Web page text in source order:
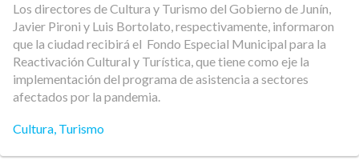
Los directores de Cultura y Turismo del Gobierno de Junín,
Javier Pironi y Luis Bortolato, respectivamente, informaron
que la ciudad recibirá el Fondo Especial Municipal para la
Reactivación Cultural y Turística, que tiene como eje la
implementación del programa de asistencia a sectores
afectados por la pandemia.
Cultura, Turismo